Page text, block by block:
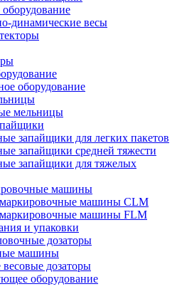
динамические весы
оборудование
мельницы
запайщики для легких пакетов
запайщики средней тяжести
запайщики для тяжелых
машины
машины CLM
машины FLM
и упаковки
дозаторы
машины
дозаторы
оборудование